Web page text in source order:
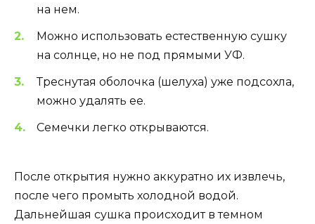
на нем.
Можно использовать естественную сушку
на солнце, но не под прямыми УФ.
Треснутая оболочка (шелуха) уже подсохла,
можно удалять ее.
Семечки легко открываются.
После открытия нужно аккуратно их извлечь,
после чего промыть холодной водой.
Дальнейшая сушка происходит в темном